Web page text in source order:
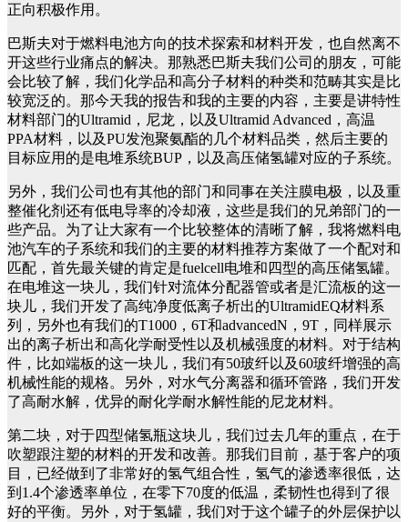
正向积极作用。
巴斯夫对于燃料电池方向的技术探索和材料开发，也自然离不
开这些行业痛点的解决。那熟悉巴斯夫我们公司的朋友，可能
会比较了解，我们化学品和高分子材料的种类和范畴其实是比
较宽泛的。那今天我的报告和我的主要的内容，主要是讲特性
材料部门的Ultramid，尼龙，以及Ultramid Advanced，高温
PPA材料，以及PU发泡聚氨酯的几个材料品类，然后主要的
目标应用的是电堆系统BUP，以及高压储氢罐对应的子系统。
另外，我们公司也有其他的部门和同事在关注膜电极，以及重
整催化剂还有低电导率的冷却液，这些是我们的兄弟部门的一
些产品。为了让大家有一个比较整体的清晰了解，我将燃料电
池汽车的子系统和我们的主要的材料推荐方案做了一个配对和
匹配，首先最关键的肯定是fuelcell电堆和四型的高压储氢罐。
在电堆这一块儿，我们针对流体分配器管或者是汇流板的这一
块儿，我们开发了高纯净度低离子析出的UltramidEQ材料系
列，另外也有我们的T1000，6T和advancedN，9T，同样展示
出的离子析出和高化学耐受性以及机械强度的材料。对于结构
件，比如端板的这一块儿，我们有50玻纤以及60玻纤增强的高
机械性能的规格。另外，对水气分离器和循环管路，我们开发
了高耐水解，优异的耐化学耐水解性能的尼龙材料。
第二块，对于四型储氢瓶这块儿，我们过去几年的重点，在于
吹塑跟注塑的材料的开发和改善。那我们目前，基于客户的项
目，已经做到了非常好的氢气组合性，氢气的渗透率很低，达
到1.4个渗透率单位，在零下70度的低温，柔韧性也得到了很
好的平衡。另外，对于氢罐，我们对于这个罐子的外层保护以